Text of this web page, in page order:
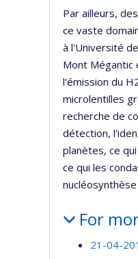
Par ailleurs,
ce vaste
à l'Université
Mont Mégantic
l'émission du
microlentilles
recherche de
détection,
planètes, ce
ce qui les
For
21-04-